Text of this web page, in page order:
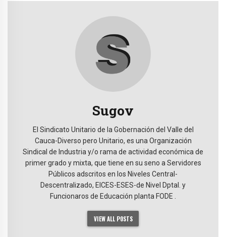
Sugov
El Sindicato Unitario de la Gobernación del Valle del
Cauca-Diverso pero Unitario, es una Organización
Sindical de Industria y/o rama de actividad económica de
primer grado y mixta, que tiene en su seno a Servidores
Públicos adscritos en los Niveles Central-
Descentralizado, EICES-ESES-de Nivel Dptal. y
Funcionaros de Educación planta FODE .
VIEW ALL POSTS